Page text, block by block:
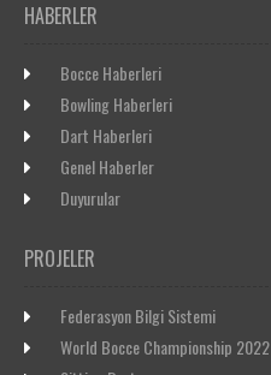
HABERLER
Bocce Haberleri
Bowling Haberleri
Dart Haberleri
Genel Haberler
Duyurular
PROJELER
Federasyon Bilgi Sistemi
World Bocce Championship 2022